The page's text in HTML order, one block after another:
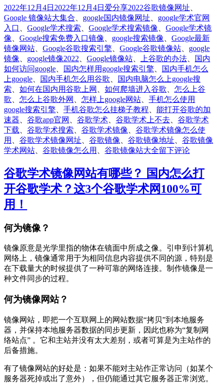
发
布
于
2022年12月4日 2022年12月4日 分
类
爱分享标
签
2022谷歌镜像网址
Google 镜像站大集合
google国内镜像网址
google学术官网
入口
Google学术搜索 Google学术搜索镜像
Google学术镜
像
Google搜索免费入口镜像 google搜索镜像
Google最新
镜像网站
Google谷歌搜索引擎 Google谷歌镜像站
google
镜像
google镜像2022 Google镜像站 上谷歌的办法
国内
如何访问google
国内怎样用google搜索引擎
国内手机怎么
上google
国内手机怎么用谷歌
国内电脑怎么上google搜
索
如何在国内用谷歌上网 如何爬墙进入谷歌
怎么上谷
歌
怎么上谷歌外网 怎样上google网站
手机怎么使用
google搜索引擎
手机谷歌怎么挂梯子教程
能打开谷歌的加
速器
谷歌app官网 谷歌学术 谷歌学术上不去
谷歌学术
下载
谷歌学术搜索 谷歌学术镜像
谷歌学术镜像怎么使
用
谷歌学术镜像网址 谷歌镜像 谷歌镜像地址
谷歌镜像
学术网站
谷歌镜像怎么用 谷歌镜像站大全于
谷
歌
镜
歌
学
术
国
内
怎
用
google
搜
留下评论
谷歌学术镜像网站有哪些？ 国内怎么打
开谷歌学术？这3个谷歌学术网100%可
用！
何为镜像？
镜像原意是光学里指的物体在镜面中所成之像。引申到计算机
网络上，镜像通常用于为相同信息内容提供不同的源，特别是
在下载量大的时候提供了一种可靠的网络连接。制作镜像是一
种文件同步的过程。
何为镜像网站？
镜像网站，即把一个互联网上的网站数据“拷贝”到本地服务
器，并保持本地服务器数据的同步更新，因此也称为“复制网
络站点” 。它和主站并没有太大差别，或者可算是为主站作的
后备措施。
有了镜像网站的好处是：如果不能对主站作正常访问（如某个
服务器死掉或出了意外），但仍能通过其它服务器正常浏览。